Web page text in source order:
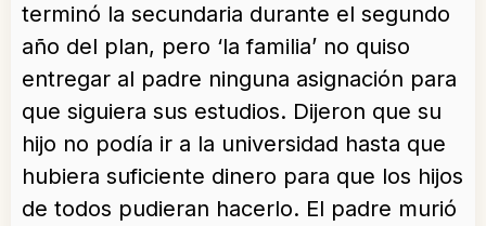
terminó la secundaria durante el segundo
año del plan, pero ‘la familia’ no quiso
entregar al padre ninguna asignación para
que siguiera sus estudios. Dijeron que su
hijo no podía ir a la universidad hasta que
hubiera suficiente dinero para que los hijos
de todos pudieran hacerlo. El padre murió